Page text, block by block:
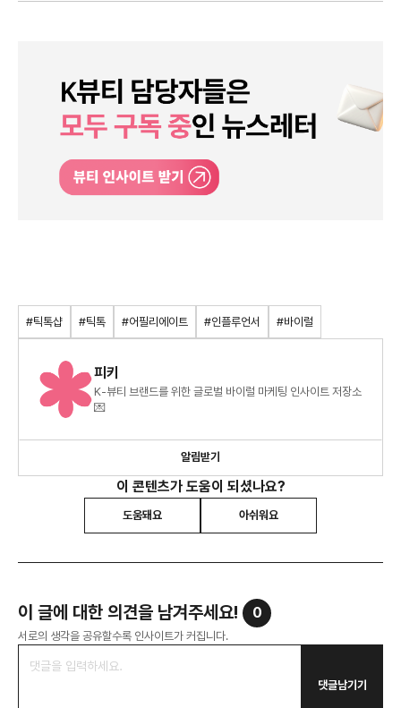
#틱톡샵 #틱톡 #어필리에이트 #인플루언서 #바이럴
피키
K-뷰티 브랜드를 위한 글로벌 바이럴 마케팅 인사이트 저장소
💌
알림받기
이 콘텐츠가 도움이 되셨나요?
도움돼요 아쉬워요
이 글에 대한 의견을 남겨주세요! 0
서로의 생각을 공유할수록 인사이트가 커집니다.
댓글남기기